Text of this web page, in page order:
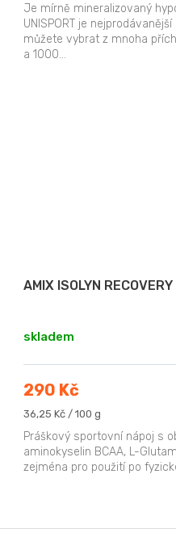
Je mírně mineralizovaný
UNISPORT je
můžete vybrat z mnoha
a 1000...
AMIX ISOLYN
skladem
290 Kč
Měrná
36,25 Kč / 100 g
Práškový sportovní nápoj s
aminokyselin BCAA, L-
zejména pro použití po